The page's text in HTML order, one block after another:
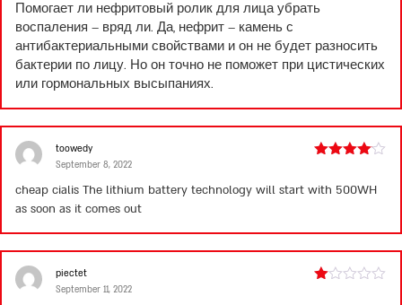
Помогает ли нефритовый ролик для лица убрать
воспаления – вряд ли. Да, нефрит – камень с
антибактериальными свойствами и он не будет разносить
бактерии по лицу. Но он точно не поможет при цистических
или гормональных высыпаниях.
toowedy
September 8, 2022
cheap cialis The lithium battery technology will start with 500WH
as soon as it comes out
piectet
September 11, 2022